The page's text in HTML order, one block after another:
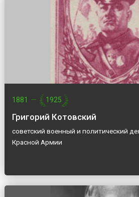
1881 — 1925
Григорий Котовский
советский военный и политический
Красной Армии